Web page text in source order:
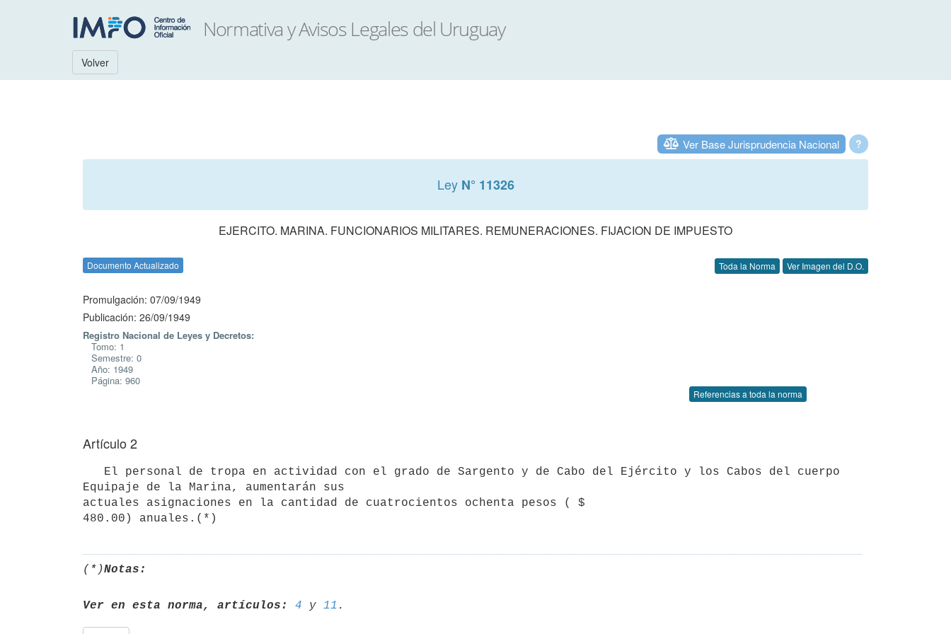
Volver
?
Ver Base Jurisprudencia Nacional
Ley N° 11326
EJERCITO. MARINA. FUNCIONARIOS MILITARES. REMUNERACIONES. FIJACION DE IMPUESTO
Documento Actualizado Toda la Norma Ver Imagen del D.O.
Promulgación: 07/09/1949
Publicación: 26/09/1949
Registro Nacional de Leyes y Decretos:
Tomo: 1
Semestre: 0
Año: 1949
Página: 960
Referencias a toda la norma
Artículo 2
Equipaje de la Marina, aumentarán sus
actuales asignaciones en la cantidad de cuatrocientos ochenta pesos ( $
480.00) anuales.(*)
(*)Notas:
Ver en esta norma, artículos: 4 y 11